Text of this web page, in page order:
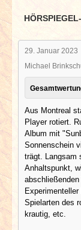
29. Januar 2023
Michael
Aus Montreal
Player rotiert.
Album mit
Sonnenschein
trägt. Langsam
Anhaltspunkt,
Spielarten des
krautig, etc.